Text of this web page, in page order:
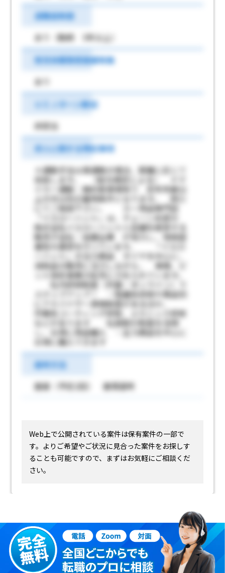
退職金制度
あり（勤続 5年以上）
育児休業取得実績有無
あり
ＵＩＪターン歓迎
非該当
求人に関する特記事項
＊通勤手当は車通勤の場合、距離に応じて
支給します。 （給与規定による） ＊マ
イカー通勤：無料駐車場有り 定年年齢以
上の方は別の雇用条件となります。 窓口
にてご相談下さい。 カー用品専門店
「イエローハット」は、チェーン本部の
株式会社イエローハットと店舗を経営する
販売子会社・加盟企業 が協力し、地域密
着型の運営を行っています。 「イエロ
ーハット」の注力商品 タイヤを中心に、
消耗品の販売に注力しながら、 車検、ピ
社内研修制度（対面・オンライン）で
ステップアップ！ ・階層系研修や商品別
にアドバイザー資格制度があるほか、
作業系コーティング研修、メカニック研修
などがあります 社員割引制度を活用
し、お得に用品購入 ・主力商品を中心に
お得に購入できます
選考方法
面接（予定2回） 書類選考
Web上で公開されている案件は保有案件の一部で
す。 よりご希望やご状況に見合った案件をお探しす
ることも可能ですので、まずはお気軽にご相談くだ
さい。